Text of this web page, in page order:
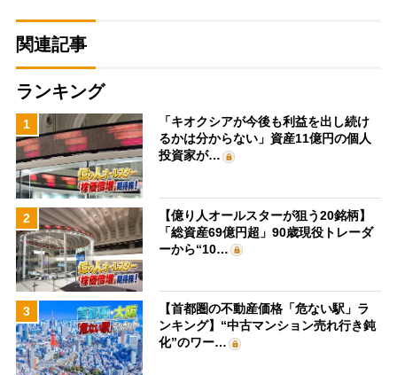
関連記事
ランキング
1
「キオクシアが今後も利益を出し続け
るかは分からない」資産11億円の個人
投資家が…
2
【億り人オールスターが狙う20銘柄】
「総資産69億円超」90歳現役トレーダ
ーから“10…
3
【首都圏の不動産価格「危ない駅」ラ
ンキング】“中古マンション売れ行き鈍
化”のワー…